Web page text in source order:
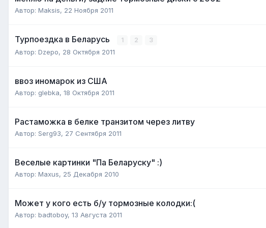
Автор: Maksis, 22 Ноября 2011
Турпоездка в Беларусь 1 2 3
Автор: Dzepo, 28 Октября 2011
ввоз иномарок из США
Автор: glebka, 18 Октября 2011
Растаможка в белке транзитом через литву
Автор: Serg93, 27 Сентября 2011
Веселые картинки "Па Беларуску" :)
Автор: Maxus, 25 Декабря 2010
Может у кого есть б/у тормозные колодки:(
Автор: badtoboy, 13 Августа 2011